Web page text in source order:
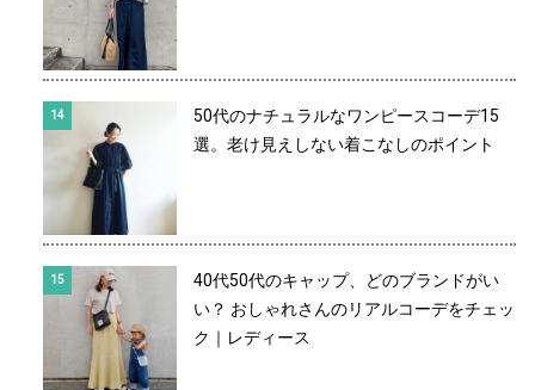
50代のナチュラルなワンピースコーデ15
選。老け見えしない着こなしのポイント
40代50代のキャップ、どのブランドがい
い？ おしゃれさんのリアルコーデをチェッ
ク｜レディース